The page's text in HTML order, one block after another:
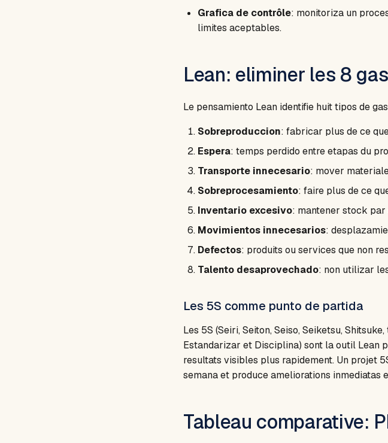
Grafica de contrôle: monitoriza un
limites aceptables.
Lean: eliminer les 8
Le pensamiento Lean identifie huit tipos de
Sobreproduccion: fabricar plus de ce
Espera: temps perdido entre etapas du
Transporte innecesario: mover
Sobreprocesamiento: faire plus de ce
Inventario excesivo: mantener stock
Movimientos innecesarios:
Defectos: produits ou services que non
Talento desaprovechado: non utilizar
Les 5S comme punto de partida
Les 5S (Seiri, Seiton, Seiso, Seiketsu,
Estandarizar et Disciplina) sont la outil Lean
resultats visibles plus rapidement. Un projet
semana et produce ameliorations inmediatas
Tableau comparative: